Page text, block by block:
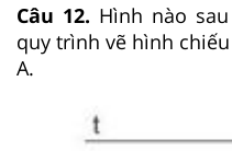
Câu 12. Hình nào
quy trình vẽ hình
A.